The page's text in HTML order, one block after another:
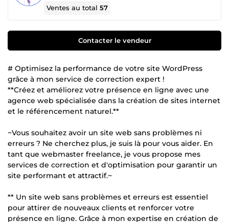
Ventes au total57
Contacter le vendeur
# Optimisez la performance de votre site WordPress
grâce à mon service de correction expert !
**Créez et améliorez votre présence en ligne avec une
agence web spécialisée dans la création de sites internet
et le référencement naturel.**
~Vous souhaitez avoir un site web sans problèmes ni
erreurs ? Ne cherchez plus, je suis là pour vous aider. En
tant que webmaster freelance, je vous propose mes
services de correction et d'optimisation pour garantir un
site performant et attractif.~
** Un site web sans problèmes et erreurs est essentiel
pour attirer de nouveaux clients et renforcer votre
présence en ligne. Grâce à mon expertise en création de